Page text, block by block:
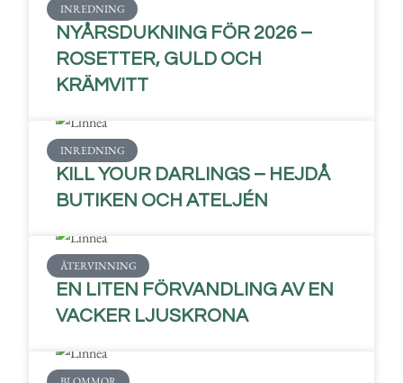
INREDNING
NYÅRSDUKNING FÖR 2026 –
ROSETTER, GULD OCH
KRÄMVITT
INREDNING
KILL YOUR DARLINGS – HEJDÅ
BUTIKEN OCH ATELJÉN
ÅTERVINNING
EN LITEN FÖRVANDLING AV EN
VACKER LJUSKRONA